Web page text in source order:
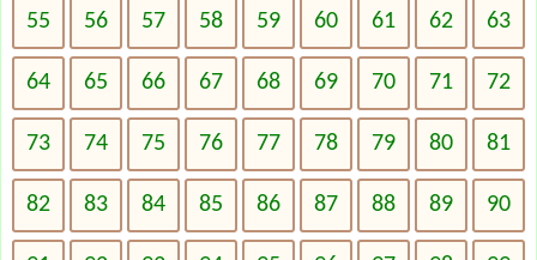
55 56 57 58 59 60 61 62 63
64 65 66 67 68 69 70 71 72
73 74 75 76 77 78 79 80 81
82 83 84 85 86 87 88 89 90